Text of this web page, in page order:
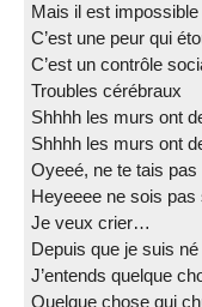
Mais il est
C’est une peur qui
C’est un contrôle
Troubles cérébraux
Shhhh les murs ont
Shhhh les murs ont
Oyeeé, ne te tais pas
Heyeeee ne sois pas
Je veux crier…
Depuis que je suis né
J’entends quelque
Quelque chose qui